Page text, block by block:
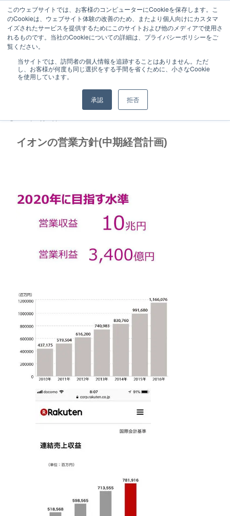
このウェブサイトでは、お客様のコンピューターにCookieを保存します。こ
のCookieは、ウェブサイト体験の改善のため、またより個人向けにカスタマ
イズされたサービスを提供するためにこのサイトおよび他のメディアで使用さ
れるものです。当社のCookieについての詳細は、プライバシーポリシーをご
覧ください。
当サイトでは、訪問者の個人情報を追跡することはありません。ただ
し、お客様が何度も同じ選択をする手間を省くために、小さなCookie
を使用しています。
承認 拒否
特徴と実績
お客様の声（マーケティング） 最新事例
カスタマーハラスメントに対する基
イオンの営業方針(中期経営計画)